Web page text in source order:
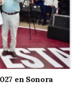
en Sonora